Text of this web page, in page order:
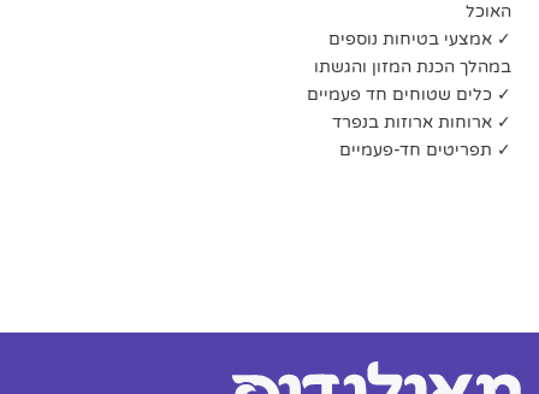
האוכל
✓ אמצעי בטיחות נוספים
במהלך הכנת המזון והגשתו
✓ כלים שטוחים חד פעמיים
✓ ארוחות ארוזות בנפרד
✓ תפריטים חד-פעמיים